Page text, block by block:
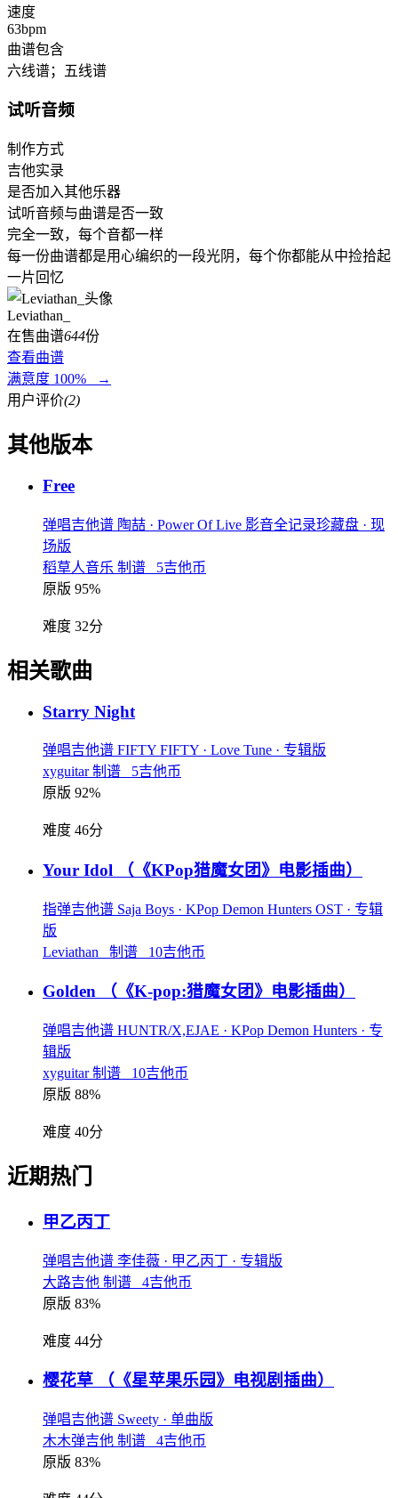
速度
63bpm
曲谱包含
六线谱；五线谱
试听音频
制作方式
吉他实录
是否加入其他乐器
试听音频与曲谱是否一致
完全一致，每个音都一样
每一份曲谱都是用心编织的一段光阴，每个你都能从中捡拾起
一片回忆
Leviathan_
在售曲谱644份
查看曲谱
满意度 100% →
用户评价(2)
其他版本
Free
弹唱吉他谱 陶喆 · Power Of Live 影音全记录珍藏盘 · 现
场版
稻草人音乐 制谱 5吉他币
原版 95%
难度 32分
相关歌曲
Starry Night
弹唱吉他谱 FIFTY FIFTY · Love Tune · 专辑版
xyguitar 制谱 5吉他币
原版 92%
难度 46分
Your Idol （《KPop猎魔女团》电影插曲）
指弹吉他谱 Saja Boys · KPop Demon Hunters OST · 专辑
版
Leviathan_ 制谱 10吉他币
Golden （《K-pop:猎魔女团》电影插曲）
弹唱吉他谱 HUNTR/X,EJAE · KPop Demon Hunters · 专
辑版
xyguitar 制谱 10吉他币
原版 88%
难度 40分
近期热门
甲乙丙丁
弹唱吉他谱 李佳薇 · 甲乙丙丁 · 专辑版
大路吉他 制谱 4吉他币
原版 83%
难度 44分
樱花草 （《星苹果乐园》电视剧插曲）
弹唱吉他谱 Sweety · 单曲版
木木弹吉他 制谱 4吉他币
原版 83%